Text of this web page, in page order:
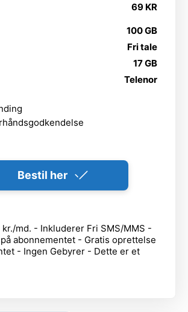
69 KR
100 GB
Fri tale
17 GB
Telenor
Bestil her
md. - Inkluderer Fri SMS/MMS -
abonnementet - Gratis oprettelse
- Ingen Gebyrer - Dette er et